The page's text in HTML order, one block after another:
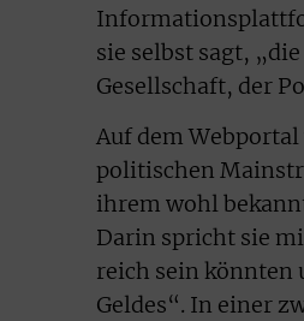
sie selbst sagt,
Gesellschaft, der
Auf dem
politischen
ihrem wohl
Darin spricht sie
reich sein könnten
Geldes“. In einer